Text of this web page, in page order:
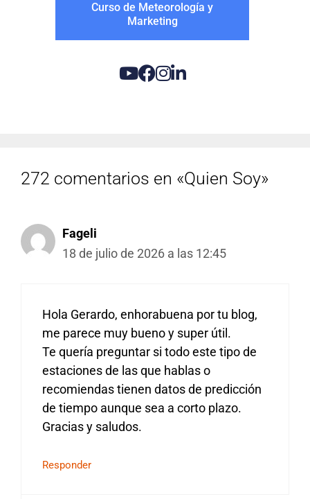
Curso de Meteorología y
Marketing
272 comentarios en «Quien Soy»
Fageli
18 de julio de 2026 a las 12:45
Hola Gerardo, enhorabuena por tu blog,
me parece muy bueno y super útil.
Te quería preguntar si todo este tipo de
estaciones de las que hablas o
recomiendas tienen datos de predicción
de tiempo aunque sea a corto plazo.
Gracias y saludos.
Responder